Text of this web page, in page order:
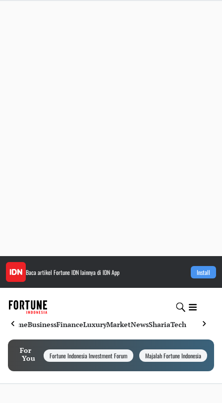
Baca artikel Fortune IDNlainnya di IDN App Install
HomeBusinessFinanceLuxuryMarketNewsShariaTech
For
You
Fortune Indonesia Investment Forum Majalah Fortune Indonesia